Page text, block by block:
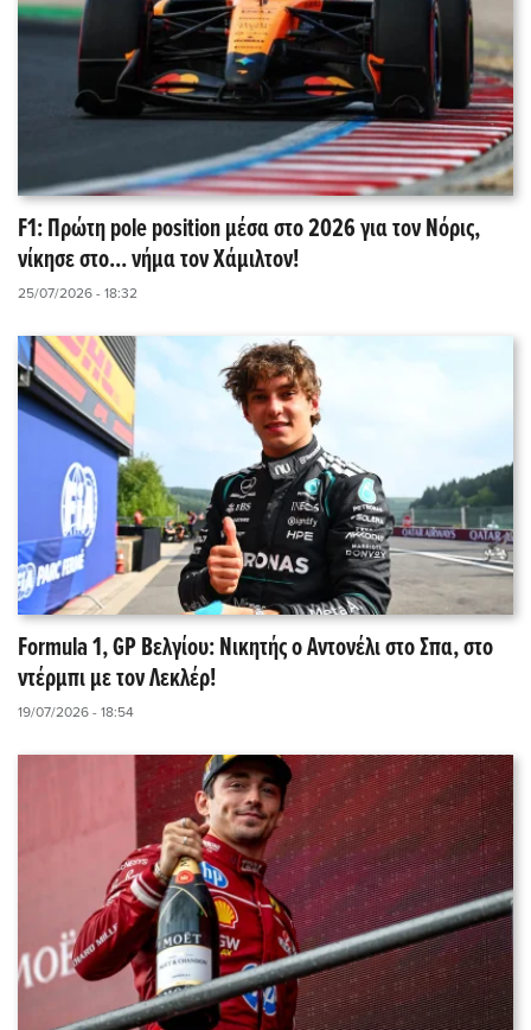
F1: Πρώτη pole position μέσα στο 2026 για τον Νόρις,
νίκησε στο... νήμα τον Χάμιλτον!
25/07/2026 - 18:32
Formula 1, GP Βελγίου: Νικητής ο Αντονέλι στο Σπα, στο
ντέρμπι με τον Λεκλέρ!
19/07/2026 - 18:54